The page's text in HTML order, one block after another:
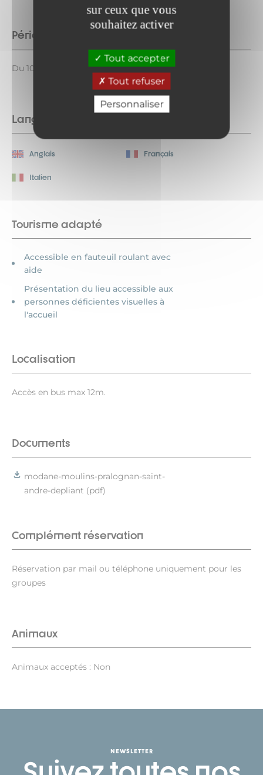
sur ceux que vous
souhaitez activer
Tout accepter
Tout refuser
Personnaliser
Période d'ouverture
Du 10/07 au 28/08/2026 le vendredi de 14h à 18h.
Langues parlées
Anglais Français
Italien
Tourisme adapté
Accessible en fauteuil roulant avec
aide
Présentation du lieu accessible aux
personnes déficientes visuelles à
l'accueil
Localisation
Accès en bus max 12m.
Documents
modane-moulins-pralognan-saint-
andre-depliant (pdf)
Complément réservation
Réservation par mail ou téléphone uniquement pour les
groupes
Animaux
Animaux acceptés : Non
NEWSLETTER